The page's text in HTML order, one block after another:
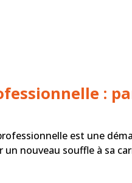
:
est une
un nouveau souffle à sa